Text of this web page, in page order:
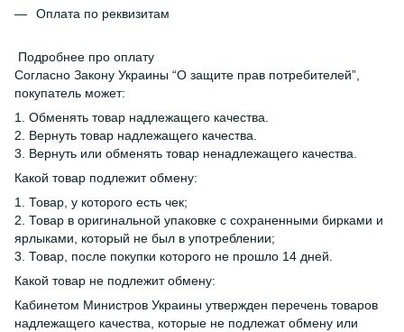
Оплата по реквизитам
Подробнее про оплату
Согласно Закону Украины “О защите прав потребителей”,
покупатель может:
1. Обменять товар надлежащего качества.
2. Вернуть товар надлежащего качества.
3. Вернуть или обменять товар ненадлежащего качества.
Какой товар подлежит обмену:
1. Товар, у которого есть чек;
2. Товар в оригинальной упаковке с сохраненными бирками и
ярлыками, который не был в употреблении;
3. Товар, после покупки которого не прошло 14 дней.
Какой товар не подлежит обмену:
Кабинетом Министров Украины утвержден перечень товаров
надлежащего качества, которые не подлежат обмену или